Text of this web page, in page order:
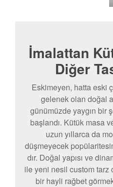
İmalattan
Diğer
Eskimeyen, hatta eski
gelenek olan doğal
günümüzde yaygın bir
başlandı. Kütük masa
uzun yıllarca da
düşmeyecek
dır. Doğal yapısı ve
ile yeni nesil custom tarz
bir hayli rağbet